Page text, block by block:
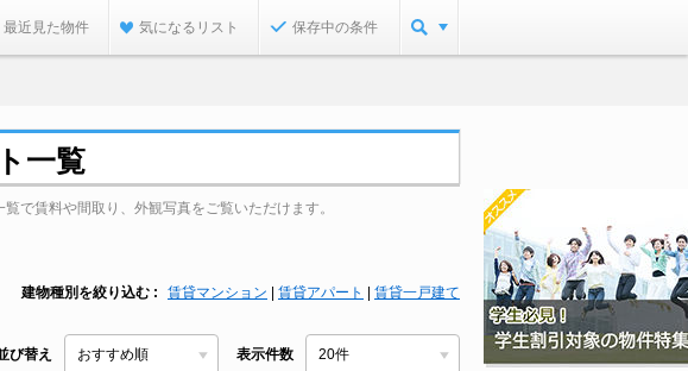
最近見た物件 気になるリスト 保存中の条件
一覧
で賃料や間取り、外観写真をご覧いただけます。
建物種別を絞り込む 賃貸マンション 賃貸アパート 賃貸一戸建て
び替え 表示件数